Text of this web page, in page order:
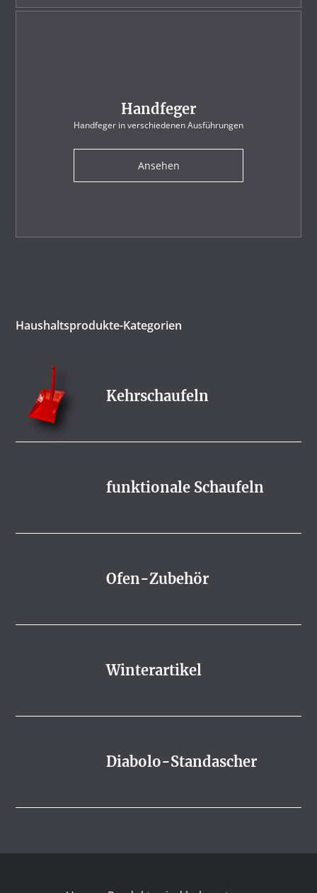
Handfeger
Handfeger in verschiedenen Ausführungen
Ansehen
Haushaltsprodukte-Kategorien
Kehrschaufeln
funktionale Schaufeln
Ofen-Zubehör
Winterartikel
Diabolo-Standascher